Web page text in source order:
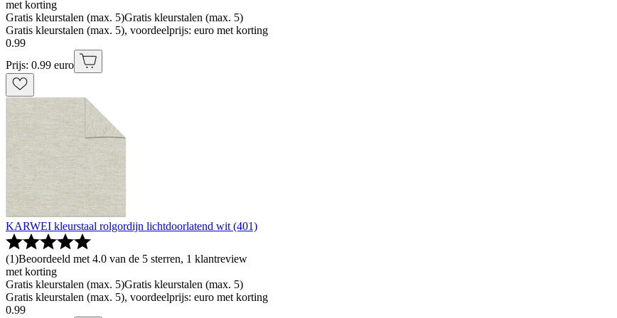
met korting
Gratis kleurstalen (max. 5)Gratis kleurstalen (max. 5)
Gratis kleurstalen (max. 5), voordeelprijs: euro met korting
0.99
Prijs: 0.99 euro
KARWEI kleurstaal rolgordijn lichtdoorlatend wit (401)
(1)Beoordeeld met 4.0 van de 5 sterren, 1 klantreview
met korting
Gratis kleurstalen (max. 5)Gratis kleurstalen (max. 5)
Gratis kleurstalen (max. 5), voordeelprijs: euro met korting
0.99